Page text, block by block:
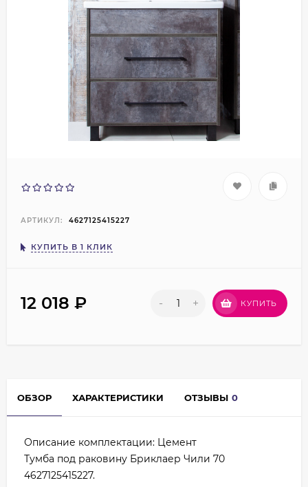
АРТИКУЛ: 4627125415227
КУПИТЬ В 1 КЛИК
12 018 ₽ - + КУПИТЬ
ОБЗОР ХАРАКТЕРИСТИКИ ОТЗЫВЫ 0
Описание комплектации: Цемент
Тумба под раковину Бриклаер Чили 70
4627125415227.